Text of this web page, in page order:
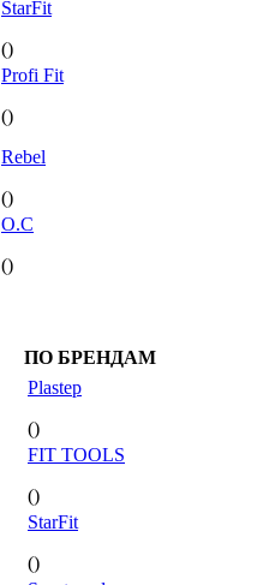
StarFit
()
Profi Fit
()
Rebel
()
O.C
()
ПО БРЕНДАМ
Plastep
()
FIT TOOLS
()
StarFit
()